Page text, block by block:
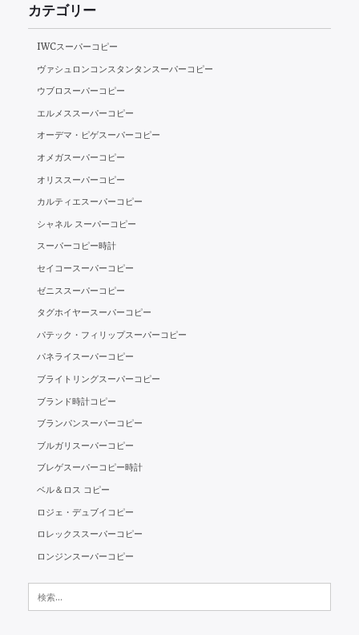
ナ
ビ
ゲ
ー
シ
ョ
ン
カテゴリー
IWCスーパーコピー
ヴァシュロンコンスタンタンスーパーコピー
ウブロスーパーコピー
エルメススーパーコピー
オーデマ・ピゲスーパーコピー
オメガスーパーコピー
オリススーパーコピー
カルティエスーパーコピー
シャネル スーパーコピー
スーパーコピー時計
セイコースーパーコピー
ゼニススーパーコピー
タグホイヤースーパーコピー
パテック・フィリップスーパーコピー
パネライスーパーコピー
ブライトリングスーパーコピー
ブランド時計コピー
ブランパンスーパーコピー
ブルガリスーパーコピー
ブレゲスーパーコピー時計
ベル＆ロス コピー
ロジェ・デュブイコピー
ロレックススーパーコピー
ロンジンスーパーコピー
索: